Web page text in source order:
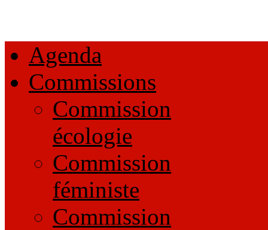
Agenda
Commissions
Commission
écologie
Commission
féministe
Commission